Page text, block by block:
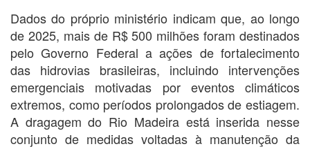
Dados do próprio ministério indicam que, ao longo
de 2025, mais de R$ 500 milhões foram destinados
pelo Governo Federal a ações de fortalecimento
das hidrovias brasileiras, incluindo intervenções
emergenciais motivadas por eventos climáticos
extremos, como períodos prolongados de estiagem.
A dragagem do Rio Madeira está inserida nesse
conjunto de medidas voltadas à manutenção da